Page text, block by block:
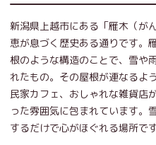
新潟県上越市にある「雁木（が
恵が息づく歴史ある通りです。
根のような構造のことで、雪や
れたもの。その屋根が連なるよ
民家カフェ、おしゃれな雑貨店
った雰囲気に包まれています。
するだけで心がほぐれる場所です